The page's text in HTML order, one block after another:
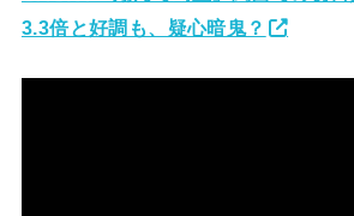
3.3倍と好調も、疑心暗鬼？